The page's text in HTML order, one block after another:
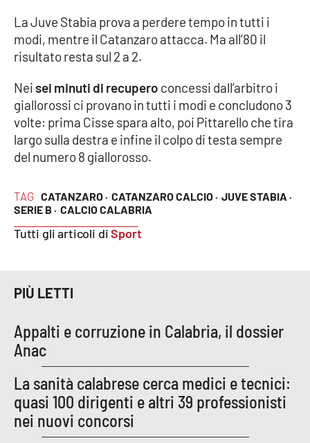
TAG CATANZARO · CATANZARO CALCIO · JUVE STABIA ·
SERIE B · CALCIO CALABRIA
Tutti gli articoli diSport
La Juve Stabia prova a perdere tempo in tutti i
modi, mentre il Catanzaro attacca. Ma all’80 il
risultato resta sul 2 a 2.
Neisei minuti di recupero concessi dall’arbitro i
giallorossi ci provano in tutti i modi e concludono 3
volte: prima Cisse spara alto, poi Pittarello che tira
largo sulla destra e infine il colpo di testa sempre
del numero 8 giallorosso.
PIÙ LETTI
Appalti e corruzione in Calabria, il dossier
Anac
La sanità calabrese cerca medici e tecnici:
quasi 100 dirigenti e altri 39 professionisti
nei nuovi concorsi